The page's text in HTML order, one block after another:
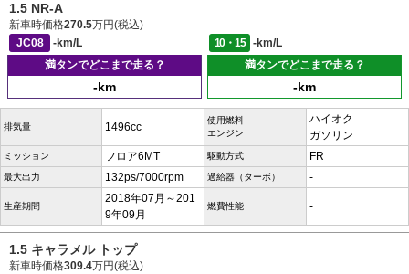
1.5 NR-A
新車時価格270.5万円(税込)
JC08
-km/L 10・15
-km/L
満タンでどこまで走る？
-km
満タンでどこまで走る？
-km
排気量 1496cc
使用燃料
エンジン
ハイオク
ガソリン
ミッション フロア6MT 駆動方式 FR
最大出力 132ps/7000rpm 過給器（ターボ） -
生産期間
2018年07月～201
9年09月
燃費性能 -
1.5 キャラメル トップ
新車時価格309.4万円(税込)